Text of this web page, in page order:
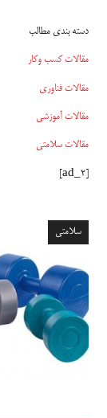
دسته بندی مطالب
مقالات کسب وکار
مقالات فناوری
مقالات آموزشی
مقالات سلامتی
[ad_2]
سلامتی